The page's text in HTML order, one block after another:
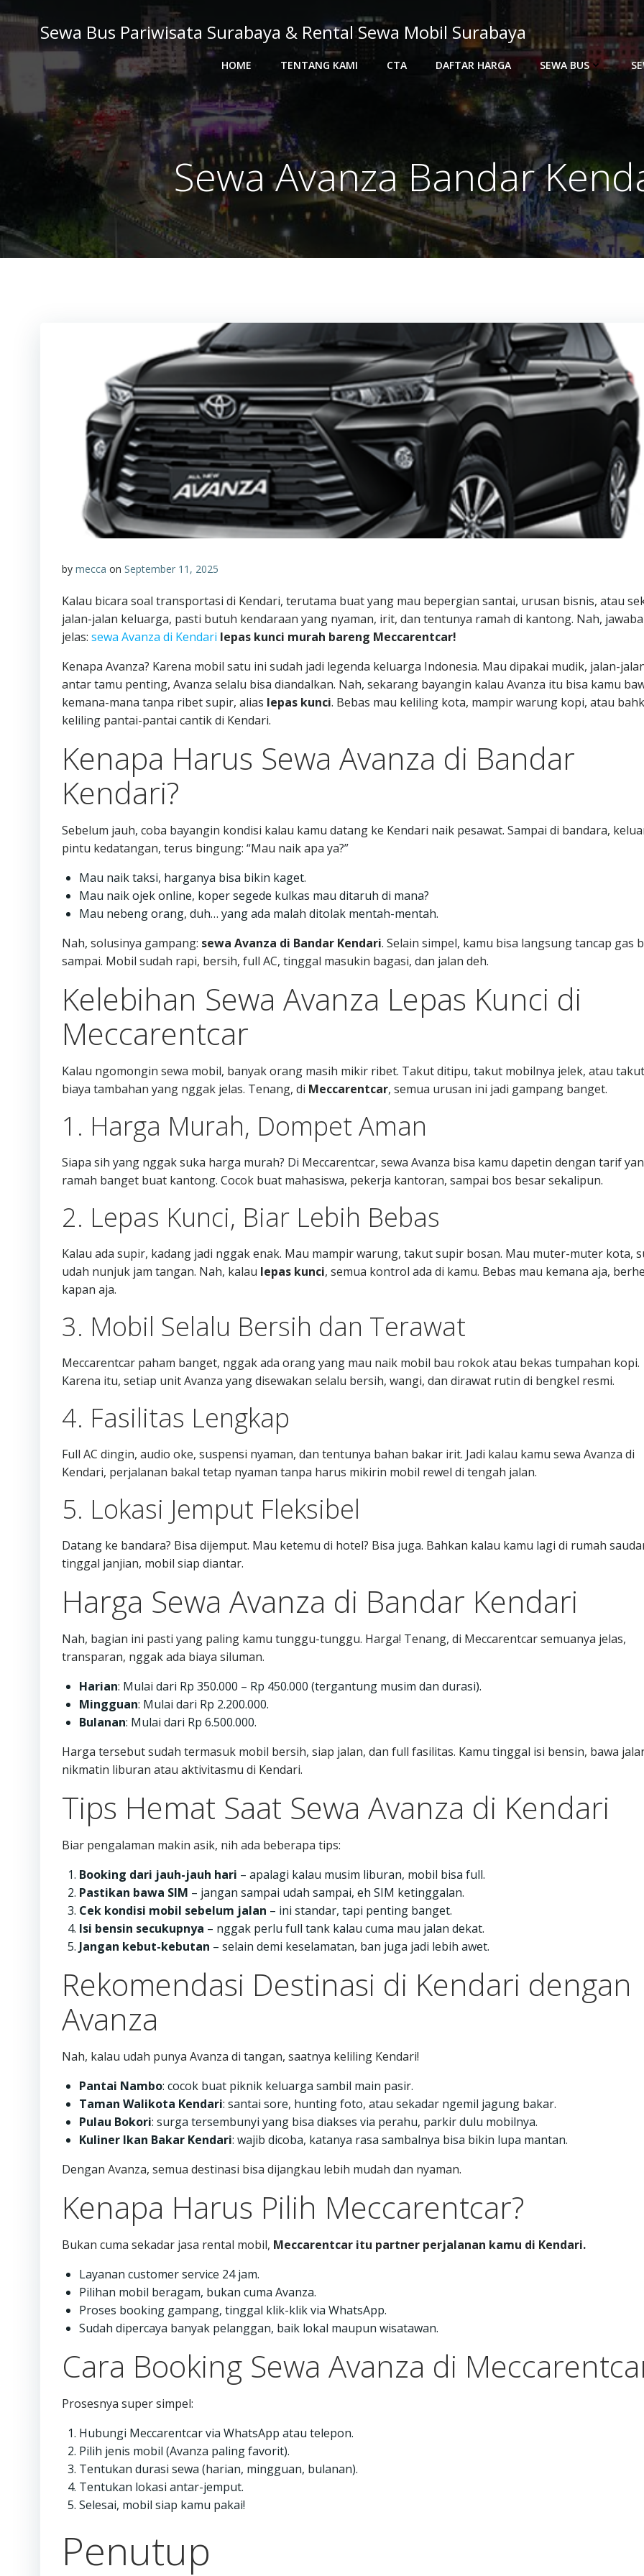
to
Sewa Bus Pariwisata Surabaya & Rental Sewa Mobil Surabaya
HOME TENTANG KAMI CTA DAFTAR HARGA SEWA BUS
Sewa Avanza Bandar
by mecca on September 11, 2025
Kalau bicara soal transportasi di Kendari, terutama buat yang mau bepergian santai, urusan bisnis, atau
jalan-jalan keluarga, pasti butuh kendaraan yang nyaman, irit, dan tentunya ramah di kantong. Nah,
jelas: sewa Avanza di Kendari lepas kunci murah bareng Meccarentcar!
Kenapa Avanza? Karena mobil satu ini sudah jadi legenda keluarga Indonesia. Mau dipakai mudik, jalan-
antar tamu penting, Avanza selalu bisa diandalkan. Nah, sekarang bayangin kalau Avanza itu bisa kamu
kemana-mana tanpa ribet supir, alias lepas kunci. Bebas mau keliling kota, mampir warung kopi, atau
keliling pantai-pantai cantik di Kendari.
Kenapa Harus Sewa Avanza di Bandar
Kendari?
Sebelum jauh, coba bayangin kondisi kalau kamu datang ke Kendari naik pesawat. Sampai di bandara,
pintu kedatangan, terus bingung: “Mau naik apa ya?”
Mau naik taksi, harganya bisa bikin kaget.
Mau naik ojek online, koper segede kulkas mau ditaruh di mana?
Mau nebeng orang, duh… yang ada malah ditolak mentah-mentah.
Nah, solusinya gampang: sewa Avanza di Bandar Kendari. Selain simpel, kamu bisa langsung tancap gas
sampai. Mobil sudah rapi, bersih, full AC, tinggal masukin bagasi, dan jalan deh.
Kelebihan Sewa Avanza Lepas Kunci di
Meccarentcar
Kalau ngomongin sewa mobil, banyak orang masih mikir ribet. Takut ditipu, takut mobilnya jelek, atau
biaya tambahan yang nggak jelas. Tenang, di Meccarentcar, semua urusan ini jadi gampang banget.
1. Harga Murah, Dompet Aman
Siapa sih yang nggak suka harga murah? Di Meccarentcar, sewa Avanza bisa kamu dapetin dengan tarif
ramah banget buat kantong. Cocok buat mahasiswa, pekerja kantoran, sampai bos besar sekalipun.
2. Lepas Kunci, Biar Lebih Bebas
Kalau ada supir, kadang jadi nggak enak. Mau mampir warung, takut supir bosan. Mau muter-muter kota,
udah nunjuk jam tangan. Nah, kalau lepas kunci, semua kontrol ada di kamu. Bebas mau kemana aja,
kapan aja.
3. Mobil Selalu Bersih dan Terawat
Meccarentcar paham banget, nggak ada orang yang mau naik mobil bau rokok atau bekas tumpahan kopi.
Karena itu, setiap unit Avanza yang disewakan selalu bersih, wangi, dan dirawat rutin di bengkel resmi.
4. Fasilitas Lengkap
Full AC dingin, audio oke, suspensi nyaman, dan tentunya bahan bakar irit. Jadi kalau kamu sewa Avanza di
Kendari, perjalanan bakal tetap nyaman tanpa harus mikirin mobil rewel di tengah jalan.
5. Lokasi Jemput Fleksibel
Datang ke bandara? Bisa dijemput. Mau ketemu di hotel? Bisa juga. Bahkan kalau kamu lagi di rumah
tinggal janjian, mobil siap diantar.
Harga Sewa Avanza di Bandar Kendari
Nah, bagian ini pasti yang paling kamu tunggu-tunggu. Harga! Tenang, di Meccarentcar semuanya jelas,
transparan, nggak ada biaya siluman.
Harian: Mulai dari Rp 350.000 – Rp 450.000 (tergantung musim dan durasi).
Mingguan: Mulai dari Rp 2.200.000.
Bulanan: Mulai dari Rp 6.500.000.
Harga tersebut sudah termasuk mobil bersih, siap jalan, dan full fasilitas. Kamu tinggal isi bensin, bawa
nikmatin liburan atau aktivitasmu di Kendari.
Tips Hemat Saat Sewa Avanza di Kendari
Biar pengalaman makin asik, nih ada beberapa tips:
Booking dari jauh-jauh hari – apalagi kalau musim liburan, mobil bisa full.
Pastikan bawa SIM – jangan sampai udah sampai, eh SIM ketinggalan.
Cek kondisi mobil sebelum jalan – ini standar, tapi penting banget.
Isi bensin secukupnya – nggak perlu full tank kalau cuma mau jalan dekat.
Jangan kebut-kebutan – selain demi keselamatan, ban juga jadi lebih awet.
Rekomendasi Destinasi di Kendari dengan
Avanza
Nah, kalau udah punya Avanza di tangan, saatnya keliling Kendari!
Pantai Nambo: cocok buat piknik keluarga sambil main pasir.
Taman Walikota Kendari: santai sore, hunting foto, atau sekadar ngemil jagung bakar.
Pulau Bokori: surga tersembunyi yang bisa diakses via perahu, parkir dulu mobilnya.
Kuliner Ikan Bakar Kendari: wajib dicoba, katanya rasa sambalnya bisa bikin lupa mantan.
Dengan Avanza, semua destinasi bisa dijangkau lebih mudah dan nyaman.
Kenapa Harus Pilih Meccarentcar?
Bukan cuma sekadar jasa rental mobil, Meccarentcar itu partner perjalanan kamu di Kendari.
Layanan customer service 24 jam.
Pilihan mobil beragam, bukan cuma Avanza.
Proses booking gampang, tinggal klik-klik via WhatsApp.
Sudah dipercaya banyak pelanggan, baik lokal maupun wisatawan.
Cara Booking Sewa Avanza di
Prosesnya super simpel:
Hubungi Meccarentcar via WhatsApp atau telepon.
Pilih jenis mobil (Avanza paling favorit).
Tentukan durasi sewa (harian, mingguan, bulanan).
Tentukan lokasi antar-jemput.
Selesai, mobil siap kamu pakai!
Penutup